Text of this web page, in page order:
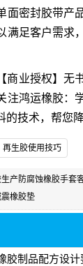
面密封胶带产
满足客户需求
商业授权】无
注鸿运橡胶：
的技术，帮您
再生胶使用技巧
产防腐蚀橡胶手套
震橡胶垫
胶制品配方设计